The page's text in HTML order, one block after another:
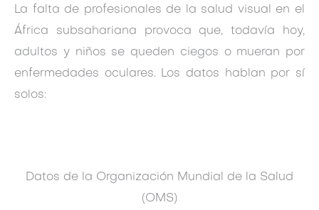
La falta de profesionales de la salud visual en el
África subsahariana provoca que, todavía hoy,
adultos y niños se queden ciegos o mueran por
enfermedades oculares. Los datos hablan por sí
solos:
Datos de la Organización Mundial de la Salud
(OMS)